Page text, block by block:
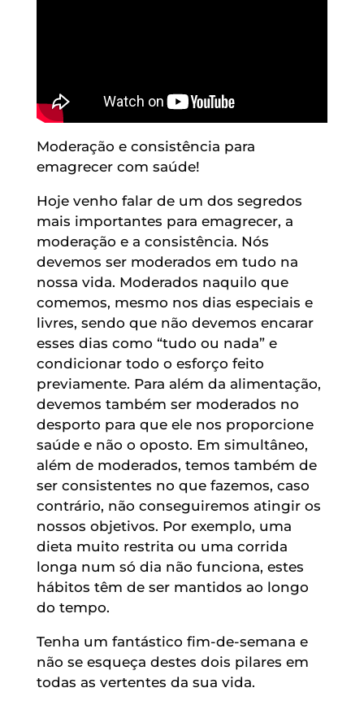
Moderação e consistência para
emagrecer com saúde!
Hoje venho falar de um dos segredos
mais importantes para emagrecer, a
moderação e a consistência. Nós
devemos ser moderados em tudo na
nossa vida. Moderados naquilo que
comemos, mesmo nos dias especiais e
livres, sendo que não devemos encarar
esses dias como “tudo ou nada” e
condicionar todo o esforço feito
previamente. Para além da alimentação,
devemos também ser moderados no
desporto para que ele nos proporcione
saúde e não o oposto. Em simultâneo,
além de moderados, temos também de
ser consistentes no que fazemos, caso
contrário, não conseguiremos atingir os
nossos objetivos. Por exemplo, uma
dieta muito restrita ou uma corrida
longa num só dia não funciona, estes
hábitos têm de ser mantidos ao longo
do tempo.
Tenha um fantástico fim-de-semana e
não se esqueça destes dois pilares em
todas as vertentes da sua vida.